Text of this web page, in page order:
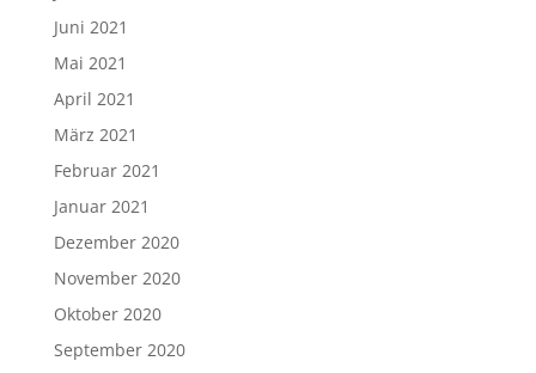
Juni 2021
Mai 2021
April 2021
März 2021
Februar 2021
Januar 2021
Dezember 2020
November 2020
Oktober 2020
September 2020